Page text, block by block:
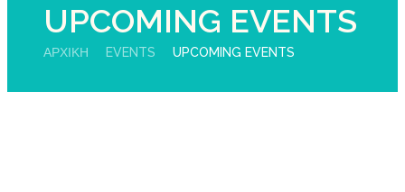
UPCOMING EVENTS
ΑΡΧΙΚΉ EVENTS UPCOMING EVENTS